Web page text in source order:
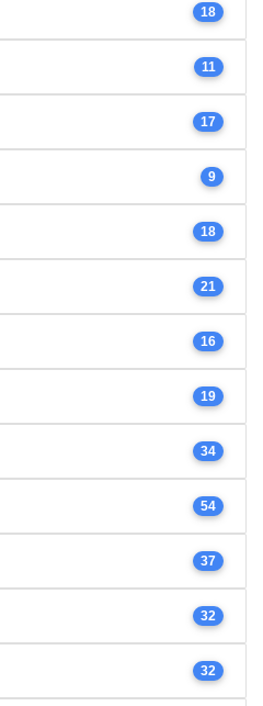
18
11
17
9
18
21
16
19
34
54
37
32
32